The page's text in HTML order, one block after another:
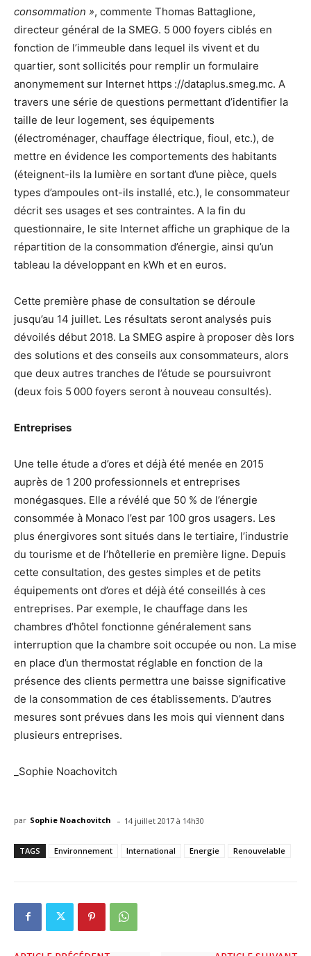
consommation », commente Thomas Battaglione,
directeur général de la SMEG. 5 000 foyers ciblés en
fonction de l’immeuble dans lequel ils vivent et du
quartier, sont sollicités pour remplir un formulaire
anonymement sur Internet https ://dataplus.smeg.mc. A
travers une série de questions permettant d’identifier la
taille de leur logement, ses équipements
(électroménager, chauffage électrique, fioul, etc.), de
mettre en évidence les comportements des habitants
(éteignent-ils la lumière en sortant d’une pièce, quels
types d’ampoules ont-ils installé, etc.), le consommateur
décrit ses usages et ses contraintes. A la fin du
questionnaire, le site Internet affiche un graphique de la
répartition de la consommation d’énergie, ainsi qu’un
tableau la développant en kWh et en euros.
Cette première phase de consultation se déroule
jusqu’au 14 juillet. Les résultats seront analysés puis
dévoilés début 2018. La SMEG aspire à proposer dès lors
des solutions et des conseils aux consommateurs, alors
que deux autres tranches de l’étude se poursuivront
(deux fois 5 000 foyers seront à nouveau consultés).
Entreprises
Une telle étude a d’ores et déjà été menée en 2015
auprès de 1 200 professionnels et entreprises
monégasques. Elle a révélé que 50 % de l’énergie
consommée à Monaco l’est par 100 gros usagers. Les
plus énergivores sont situés dans le tertiaire, l’industrie
du tourisme et de l’hôtellerie en première ligne. Depuis
cette consultation, des gestes simples et de petits
équipements ont d’ores et déjà été conseillés à ces
entreprises. Par exemple, le chauffage dans les
chambres d’hôtel fonctionne généralement sans
interruption que la chambre soit occupée ou non. La mise
en place d’un thermostat réglable en fonction de la
présence des clients permettra une baisse significative
de la consommation de ces établissements. D’autres
mesures sont prévues dans les mois qui viennent dans
plusieurs entreprises.
_Sophie Noachovitch
par Sophie Noachovitch - 14 juillet 2017 à 14h30
TAGS Environnement International Energie Renouvelable